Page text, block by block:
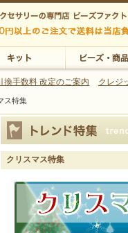
具など・アクセサリーの専門店
換手数料 改定のご案内 クレジ
ス特集
クリスマス特集